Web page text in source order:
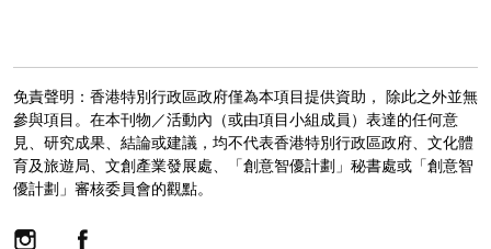
免責聲明：香港特別行政區政府僅為本項目提供資助， 除此之外並無
參與項目。在本刊物／活動內（或由項目小組成員）表達的任何意
見、研究成果、結論或建議，均不代表香港特別行政區政府、文化體
育及旅遊局、文創產業發展處、「創意智優計劃」秘書處或「創意智
優計劃」審核委員會的觀點。